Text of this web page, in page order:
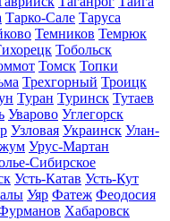
Тарко-Сале Таруса
Темников Темрюк
Тобольск
Томск Топки
Трехгорный Троицк
Туран Туринск Тутаев
Уварово Углегорск
Узловая Украинск Улан-
Урус-Мартан
Сибирское
Усть-Катав Усть-Кут
Уяр Фатеж Феодосия
Хабаровск